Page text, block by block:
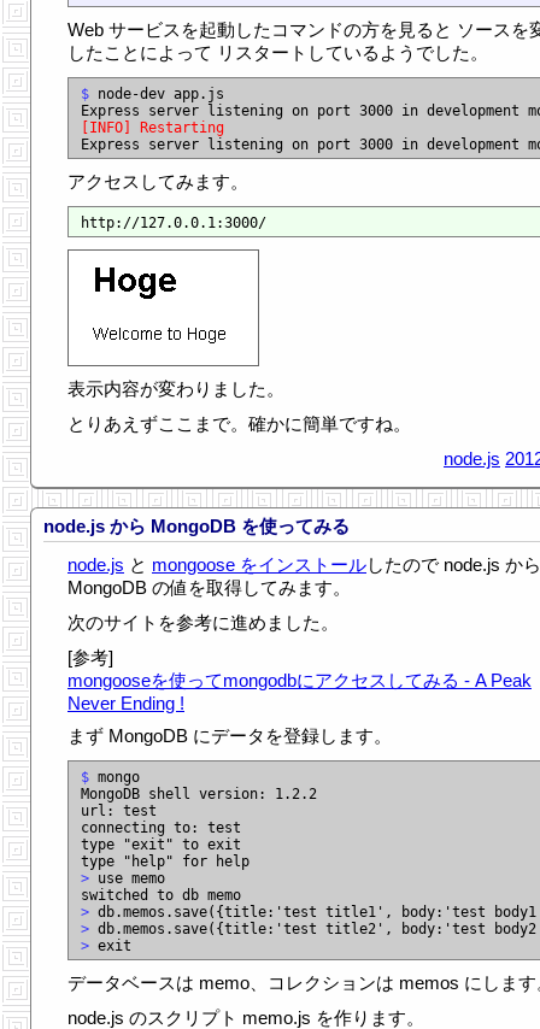
Web サービスを起動したコマンドの方を見ると ソースを
したことによって リスタートしているようでした。
$ node-dev app.js
[INFO] Restarting
アクセスしてみます。
表示内容が変わりました。
とりあえずここまで。確かに簡単ですね。
node.js
node.js から MongoDB を使ってみる
node.js と mongoose をインストールしたので node.js から
MongoDB の値を取得してみます。
次のサイトを参考に進めました。
[参考]
mongooseを使ってmongodbにアクセスしてみる - A Peak
Never Ending !
まず MongoDB にデータを登録します。
$ mongo
MongoDB shell version: 1.2.2
url: test
connecting to: test
type "exit" to exit
> use memo
>
>
>
データベースは memo、コレクションは memos にします
node.js のスクリプト memo.js を作ります。